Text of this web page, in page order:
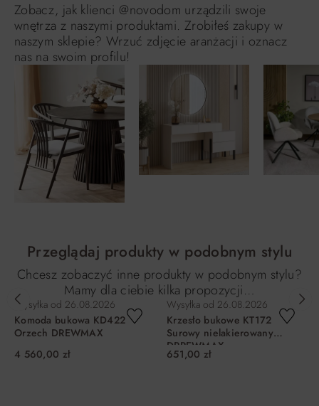
Zobacz, jak klienci @novodom urządzili swoje
wnętrza z naszymi produktami. Zrobiłeś zakupy w
naszym sklepie? Wrzuć zdjęcie aranżacji i oznacz
nas na swoim profilu!
Przeglądaj produkty w podobnym stylu
Chcesz zobaczyć inne produkty w podobnym stylu?
Mamy dla ciebie kilka propozycji…
Wysyłka od 26.08.2026
Komoda bukowa KD422
Orzech DREWMAX
4 560,00 zł
Wysyłka od 26.08.2026
Krzesło bukowe KT172
Surowy nielakierowany
DRREWMAX
651,00 zł